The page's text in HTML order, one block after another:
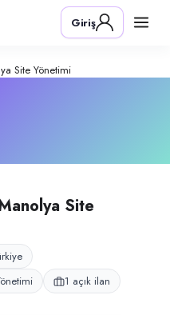
Site Yönetimi
Pendik Çamlık
Giriş
Site Yönetimi
Site
1 açık ilan